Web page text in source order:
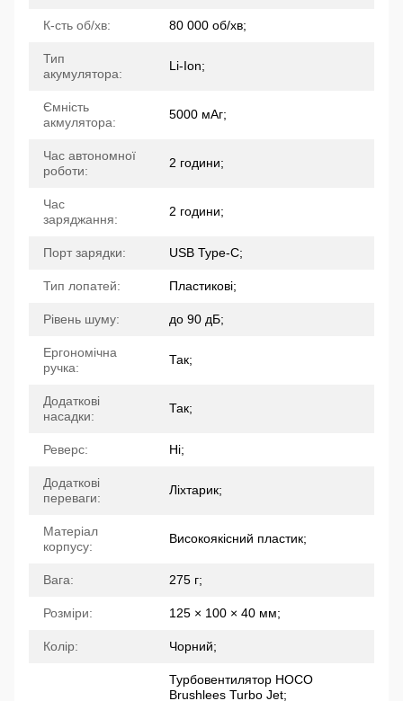
К-сть об/хв: 80 000 об/хв;
Тип
акумулятора:
Li-Ion;
Ємність
акмулятора:
5000 мАг;
Час автономної
роботи:
2 години;
Час
заряджання:
2 години;
Порт зарядки: USB Type-C;
Тип лопатей: Пластикові;
Рівень шуму: до 90 дБ;
Ергономічна
ручка:
Так;
Додаткові
насадки:
Так;
Реверс: Ні;
Додаткові
переваги:
Ліхтарик;
Матеріал
корпусу:
Високоякісний пластик;
Вага: 275 г;
Розміри: 125 × 100 × 40 мм;
Колір: Чорний;
Турбовентилятор HOCO
Brushlees Turbo Jet;